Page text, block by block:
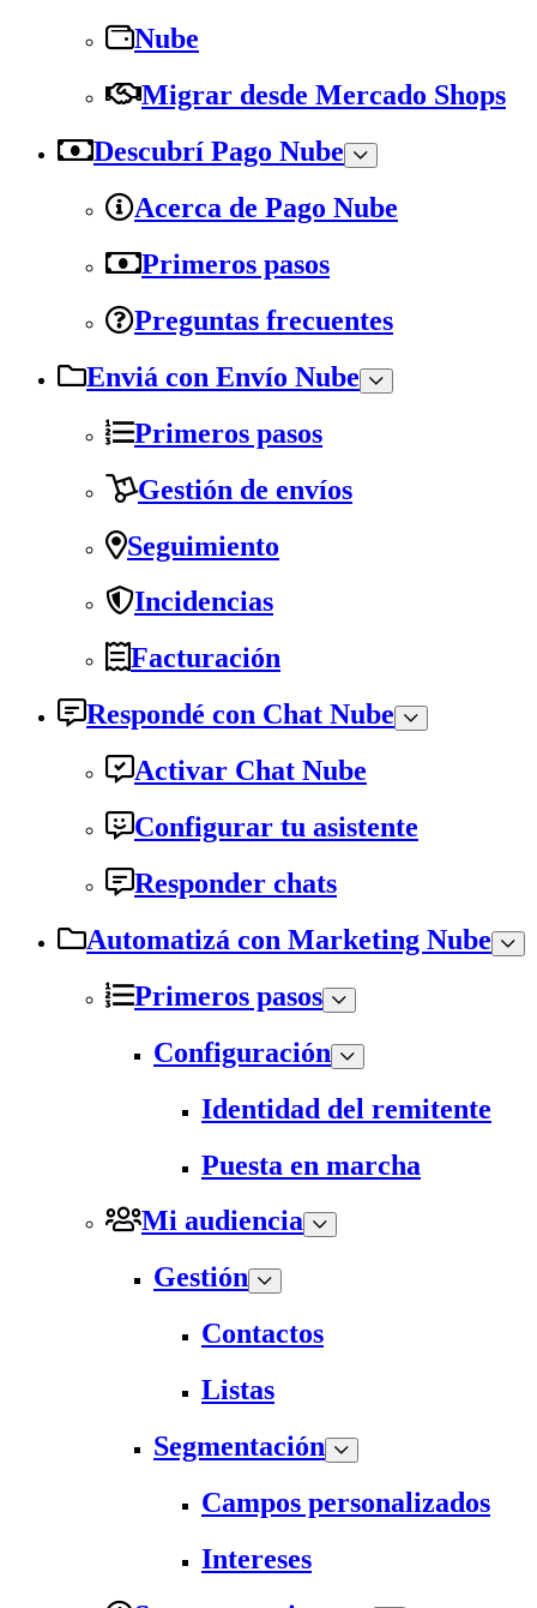
Nube
Migrar desde Mercado Shops
Descubrí Pago Nube
Acerca de Pago Nube
Primeros pasos
Preguntas frecuentes
Enviá con Envío Nube
Primeros pasos
Gestión de envíos
Seguimiento
Incidencias
Facturación
Respondé con Chat Nube
Activar Chat Nube
Configurar tu asistente
Responder chats
Automatizá con Marketing Nube
Primeros pasos
Configuración
Identidad del remitente
Puesta en marcha
Mi audiencia
Gestión
Contactos
Listas
Segmentación
Campos personalizados
Intereses